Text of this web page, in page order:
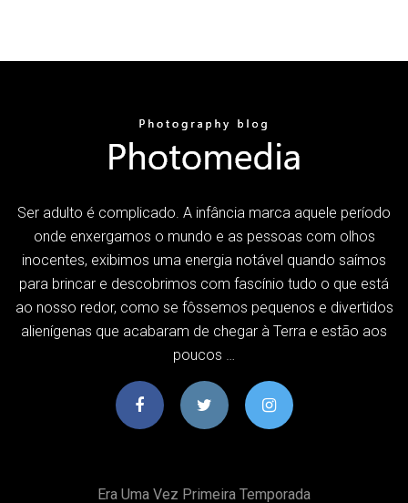
Ser adulto é complicado. A infância marca aquele período
onde enxergamos o mundo e as pessoas com olhos
inocentes, exibimos uma energia notável quando saímos
para brincar e descobrimos com fascínio tudo o que está
ao nosso redor, como se fôssemos pequenos e divertidos
alienígenas que acabaram de chegar à Terra e estão aos
poucos …
Era Uma Vez Primeira Temporada